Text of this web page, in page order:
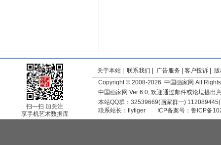
扫一扫 加关注
享手机艺术数据库
关于本站 联系我们 广告服务 客户投诉
Copyright © 2008-2026 中国画家网 All
中国画家网 Ver 6.0, 欢迎通过邮件或论坛提出
本站QQ群：32539669(画家群一)
联系站长： flytiger ICP备案号： 鲁ICP备